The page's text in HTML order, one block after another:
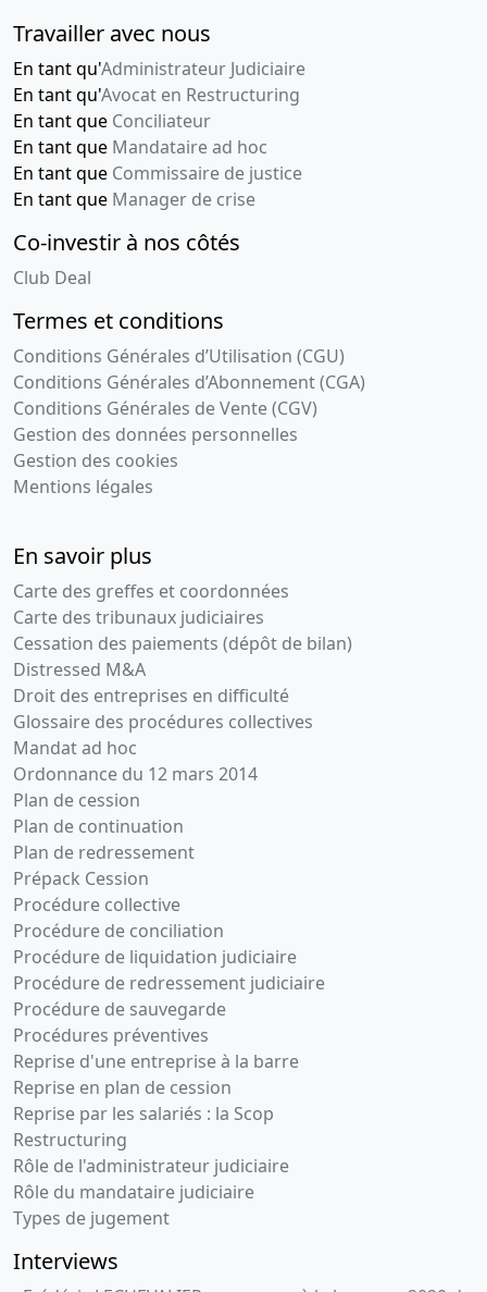
Travailler avec nous
En tant qu'Administrateur Judiciaire
En tant qu'Avocat en Restructuring
En tant que Conciliateur
En tant que Mandataire ad hoc
En tant que Commissaire de justice
En tant que Manager de crise
Co-investir à nos côtés
Club Deal
Termes et conditions
Conditions Générales d’Utilisation (CGU)
Conditions Générales d’Abonnement (CGA)
Conditions Générales de Vente (CGV)
Gestion des données personnelles
Gestion des cookies
Mentions légales
En savoir plus
Carte des greffes et coordonnées
Carte des tribunaux judiciaires
Cessation des paiements (dépôt de bilan)
Distressed M&A
Droit des entreprises en difficulté
Glossaire des procédures collectives
Mandat ad hoc
Ordonnance du 12 mars 2014
Plan de cession
Plan de continuation
Plan de redressement
Prépack Cession
Procédure collective
Procédure de conciliation
Procédure de liquidation judiciaire
Procédure de redressement judiciaire
Procédure de sauvegarde
Procédures préventives
Reprise d'une entreprise à la barre
Reprise en plan de cession
Reprise par les salariés : la Scop
Restructuring
Rôle de l'administrateur judiciaire
Rôle du mandataire judiciaire
Types de jugement
Interviews